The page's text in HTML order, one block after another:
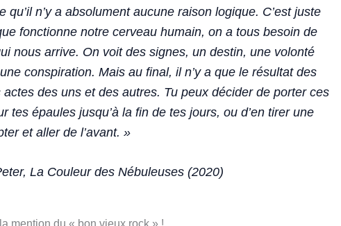
qu’il n’y a absolument aucune raison logique. C’est juste
fonctionne notre cerveau humain, on a tous besoin de
nous arrive. On voit des signes, un destin, une volonté
conspiration. Mais au final, il n’y a que le résultat des
actes des uns et des autres. Tu peux décider de porter ces
tes épaules jusqu’à la fin de tes jours, ou d’en tirer une
et aller de l’avant. »
La Couleur des Nébuleuses (2020)
mention du « bon vieux rock » !